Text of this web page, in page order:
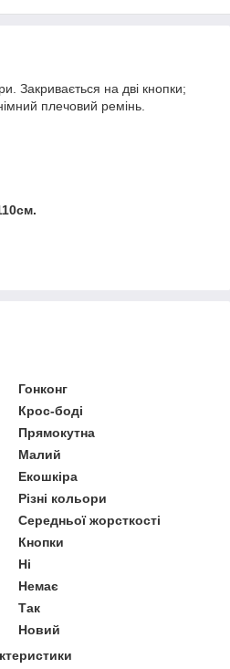
Закривається на дві кнопки;
плечовий ремінь.
Гонконг
Крос-боді
Прямокутна
Малий
Екошкіра
Різні кольори
Середньої жорсткості
Кнопки
Ні
Немає
Так
Новий